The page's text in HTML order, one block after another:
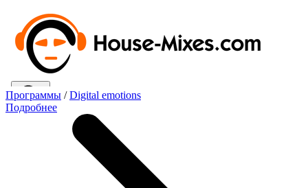
Программы /Digital emotions
Подробнее